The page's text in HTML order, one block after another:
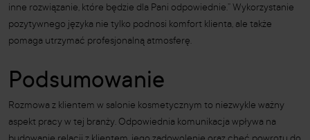
inne rozwiązanie, które będzie dla Pani odpowiednie.” Wykorzystanie
pozytywnego języka nie tylko podnosi komfort klienta, ale także
pomaga utrzymać profesjonalną atmosferę.
Podsumowanie
Rozmowa z klientem w salonie kosmetycznym to niezwykle ważny
aspekt pracy w tej branży. Odpowiednia komunikacja wpływa na